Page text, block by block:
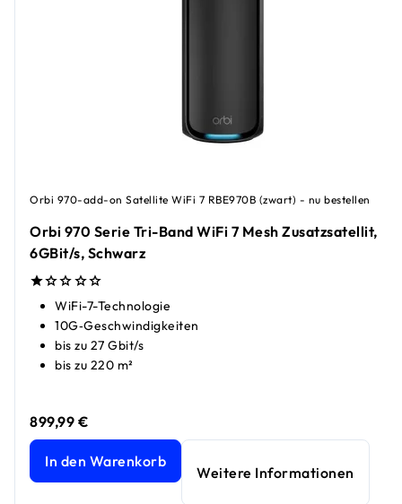
Orbi 970-add-on Satellite WiFi 7 RBE970B (zwart) - nu bestellen
Orbi 970 Serie Tri-Band WiFi 7 Mesh Zusatzsatellit,
6GBit/s, Schwarz
WiFi-7-Technologie
10G‑Geschwindigkeiten
bis zu 27 Gbit/s
bis zu 220 m²
899,99 €
Orbi 970 Serie Tri-Band WiFi 7 Mesh Zusatzsatellit, 6GBit/
In den Warenkorb
Weitere Informationen